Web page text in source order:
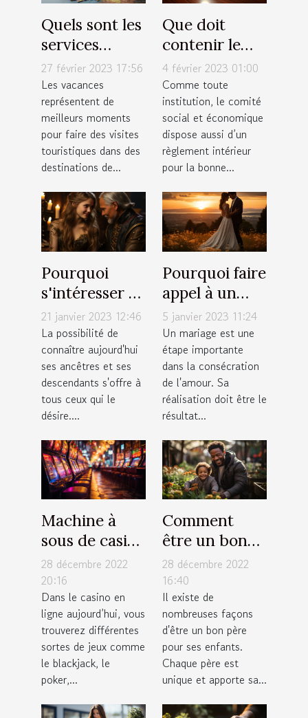
Quels sont les
services
proposés par
une agence
de tourisme ?
27 février 2023 17:56
Les vacances
représentent de
meilleurs moments
pour faire des visites
touristiques dans des
destinations de...
Que doit
contenir le
règlement
intérieur du
CSE ?
4 février 2023 01:00
Comme toute
institution, le comité
social et économique
dispose aussi d’un
règlement intérieur
pour la bonne...
Pourquoi
s'intéresser à
ses
descendants ?
21 janvier 2023 12:46
La possibilité de
connaître aujourd'hui
ses ancêtres et ses
descendants s'offre à
tous ceux qui le
désire....
Pourquoi faire
appel à un
photographe
à Annemasse
pour un
mariage ?
5 janvier 2023 11:24
Un mariage est une
étape importante
dans la consécration
de l'amour. Sa
réalisation doit être le
résultat...
Machine à
sous de casino
: comment
fonctionne
cet appareil
électronique
de jeux ?
28 décembre 2022
20:16
Dans le casino en
ligne aujourd’hui, vous
trouverez différentes
sortes de jeux comme
le blackjack, le
poker,...
Comment
être un bon
père pour ses
enfants ?
28 décembre 2022
16:40
Il existe de
nombreuses façons
d'être un bon père
pour ses enfants.
Chaque père est
unique et apporte sa...